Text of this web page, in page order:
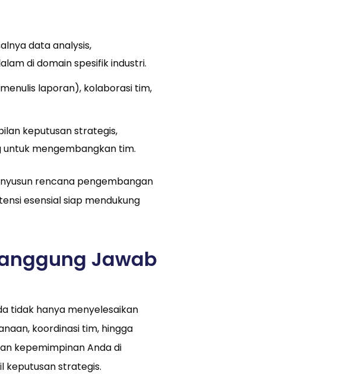
data analysis,
di domain spesifik industri.
laporan), kolaborasi tim,
keputusan strategis,
mengembangkan tim.
rencana pengembangan
esensial siap mendukung
Jawab
tidak hanya menyelesaikan
koordinasi tim, hingga
kepemimpinan Anda di
keputusan strategis.